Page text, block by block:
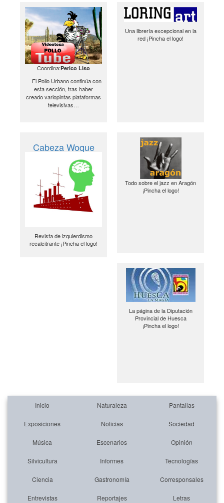
Coordina:Perico Liso
El Pollo Urbano continúa con
esta sección, tras haber
creado variopintas plataformas
televisivas…
Una librería excepcional en la
red ¡Pincha el logo!
Cabeza Woque
Revista de izquierdismo
recalcitrante ¡Pincha el logo!
Todo sobre el jazz en Aragón
¡Pincha el logo!
La página de la Diputación
Provincial de Huesca
¡Pincha el logo!
Inicio Naturaleza Pantallas
Exposiciones Noticias Sociedad
Música Escenarios Opinión
Silvicultura Informes Tecnologías
Ciencia Gastronomía Corresponsales
Entrevistas Reportajes Letras